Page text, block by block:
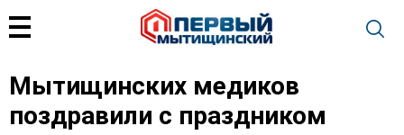
Мытищинских медиков
поздравили с праздником